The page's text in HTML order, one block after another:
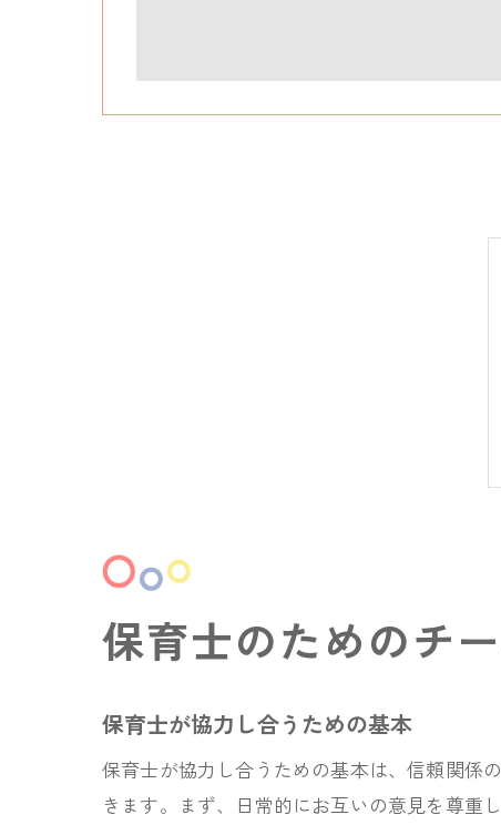
保育士のためのチ
保育士が協力し合うための基本
保育士が協力し合うための基本は、信頼関係
きます。まず、日常的にお互いの意見を尊重